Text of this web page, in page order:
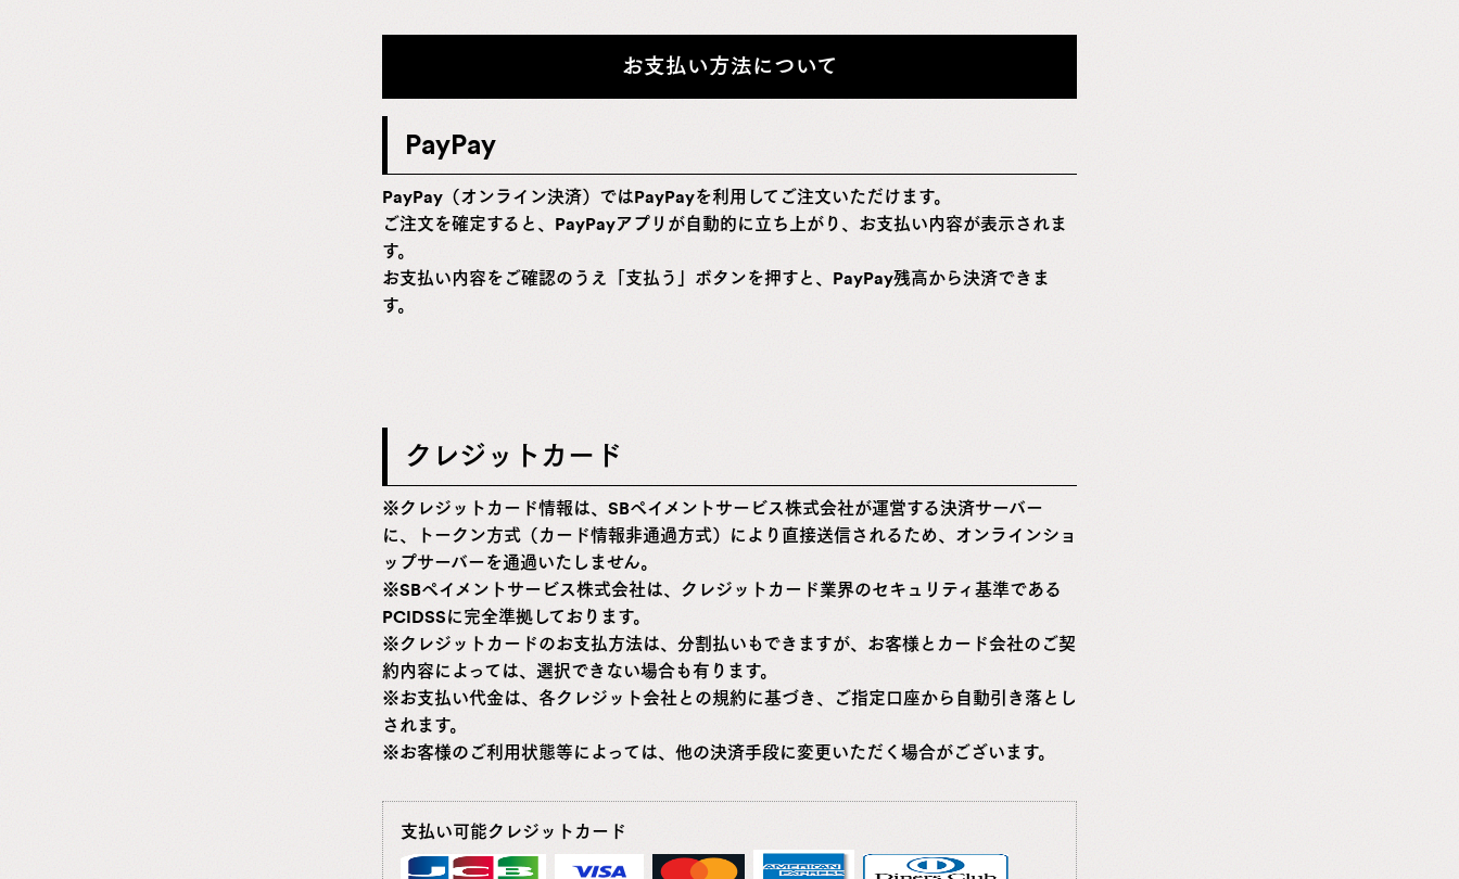
お支払い方法について
PayPay
PayPay（オンライン決済）ではPayPayを利用してご注文いただけます。
ご注文を確定すると、PayPayアプリが自動的に立ち上がり、お支払い内容が表示されま
す。
お支払い内容をご確認のうえ「支払う」ボタンを押すと、PayPay残高から決済できま
す。
クレジットカード
※クレジットカード情報は、SBペイメントサービス株式会社が運営する決済サーバー
に、トークン方式（カード情報非通過方式）により直接送信されるため、オンラインショ
ップサーバーを通過いたしません。
※SBペイメントサービス株式会社は、クレジットカード業界のセキュリティ基準である
PCIDSSに完全準拠しております。
※クレジットカードのお支払方法は、分割払いもできますが、お客様とカード会社のご契
約内容によっては、選択できない場合も有ります。
※お支払い代金は、各クレジット会社との規約に基づき、ご指定口座から自動引き落とし
されます。
※お客様のご利用状態等によっては、他の決済手段に変更いただく場合がございます。
支払い可能クレジットカード